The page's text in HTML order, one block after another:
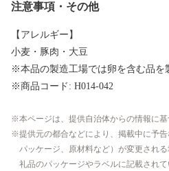
注意事項・その他
【アレルギー】
小麦・豚肉・大豆
※本品の製造工場では卵を含む品を
※商品コード: H014-042
本ページは、提供自治体からの情報に基
提供元の都合などにより、掲載中に予
パッケージ、原材料など）が変更され
礼品のパッケージやラベルに記載され